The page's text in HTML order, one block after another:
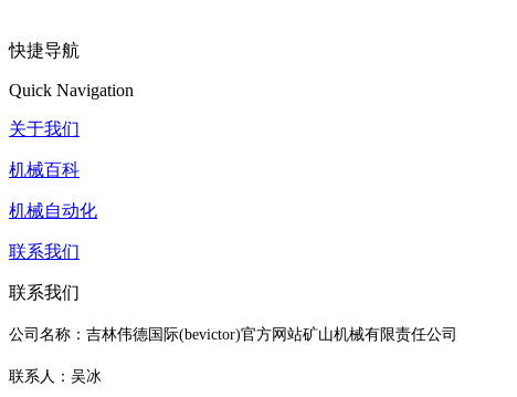
快捷导航
Quick Navigation
关于我们
机械百科
机械自动化
联系我们
联系我们
公司名称：吉林伟德国际(bevictor)官方网站矿山机械有限责任公司
联系人：吴冰